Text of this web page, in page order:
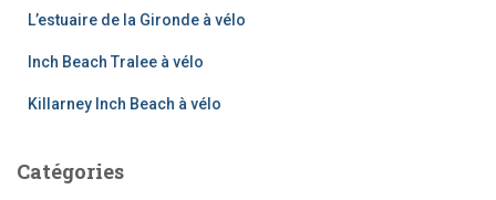
L’estuaire de la Gironde à vélo
Inch Beach Tralee à vélo
Killarney Inch Beach à vélo
Catégories